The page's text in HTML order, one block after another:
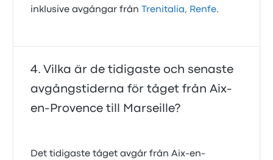
inklusive avgångar från
Trenitalia, Renfe.
Vilka är de tidigaste och senaste
avgångstiderna för tåget från Aix-
en-Provence till Marseille?
Det tidigaste tåget avgår från Aix-en-